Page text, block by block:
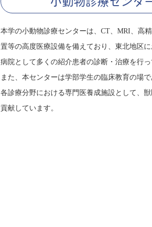
本学の小動物診療センターは、CT、MRI、高
置等の高度医療設備を備えており、東北地区
病院として多くの紹介患者の診断・治療を行っ
また、本センターは学部学生の臨床教育の場で
各診療分野における専門医養成施設として、
貢献しています。